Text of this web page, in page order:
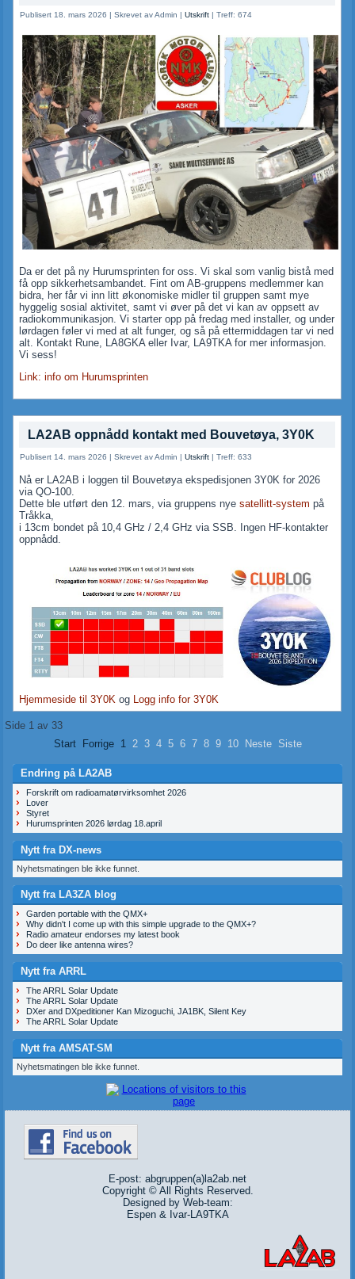
Publisert 18. mars 2026 |Skrevet av Admin |Utskrift |Treff: 674
Da er det på ny Hurumsprinten for oss. Vi skal som vanlig bistå med
få opp sikkerhetsambandet. Fint om AB-gruppens medlemmer kan
bidra, her får vi inn litt økonomiske midler til gruppen samt mye
hyggelig sosial aktivitet, samt vi øver på det vi kan av oppsett av
radiokommunikasjon. Vi starter opp på fredag med installer, og under
lørdagen føler vi med at alt funger, og så på ettermiddagen tar vi ned
alt. Kontakt Rune, LA8GKA eller Ivar, LA9TKA for mer informasjon.
Vi sess!
Link: info om Hurumsprinten
LA2AB oppnådd kontakt med Bouvetøya, 3Y0K
Publisert 14. mars 2026 |Skrevet av Admin |Utskrift |Treff: 633
Nå er LA2AB i loggen til Bouvetøya ekspedisjonen 3Y0K for 2026
via QO-100.
Dette ble utført den 12. mars, via gruppens nyesatellitt-system på
Tråkka,
i 13cm bondet på 10,4 GHz / 2,4 GHz via SSB. Ingen HF-kontakter
oppnådd.
Hjemmeside til 3Y0K og Logg info for 3Y0K
Side 1 av 33
Start
Forrige 1 2 3 4 5 6 7 8 9 10 Neste Siste
Endring på LA2AB
Forskrift om radioamatørvirksomhet 2026
Lover
Styret
Hurumsprinten 2026 lørdag 18.april
Nytt fra DX-news
Nyhetsmatingen ble ikke funnet.
Nytt fra LA3ZA blog
Garden portable with the QMX+
Why didn't I come up with this simple upgrade to the QMX+?
Radio amateur endorses my latest book
Do deer like antenna wires?
Nytt fra ARRL
The ARRL Solar Update
The ARRL Solar Update
DXer and DXpeditioner Kan Mizoguchi, JA1BK, Silent Key
The ARRL Solar Update
Nytt fra AMSAT-SM
Nyhetsmatingen ble ikke funnet.
E-post: abgruppen(a)la2ab.net
Copyright © All Rights Reserved.
Designed by Web-team:
Espen & Ivar-LA9TKA